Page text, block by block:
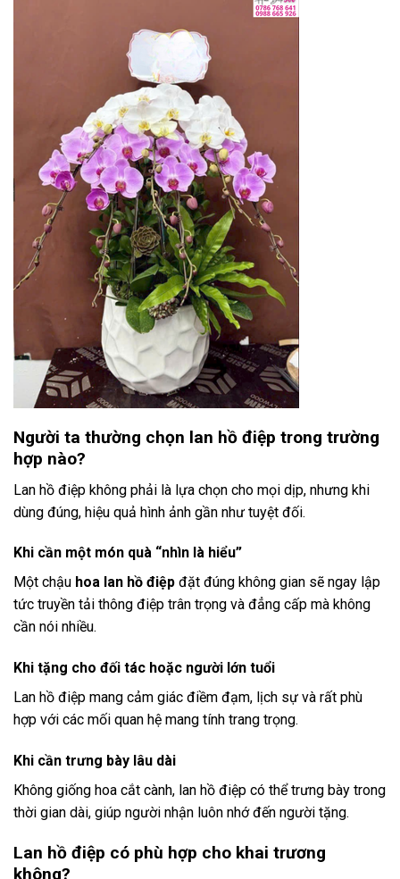
Người ta thường chọn lan hồ điệp trong trường
hợp nào?
Lan hồ điệp không phải là lựa chọn cho mọi dịp, nhưng khi
dùng đúng, hiệu quả hình ảnh gần như tuyệt đối.
Khi cần một món quà “nhìn là hiểu”
Một chậu hoa lan hồ điệp đặt đúng không gian sẽ ngay lập
tức truyền tải thông điệp trân trọng và đẳng cấp mà không
cần nói nhiều.
Khi tặng cho đối tác hoặc người lớn tuổi
Lan hồ điệp mang cảm giác điềm đạm, lịch sự và rất phù
hợp với các mối quan hệ mang tính trang trọng.
Khi cần trưng bày lâu dài
Không giống hoa cắt cành, lan hồ điệp có thể trưng bày trong
thời gian dài, giúp người nhận luôn nhớ đến người tặng.
Lan hồ điệp có phù hợp cho khai trương
không?